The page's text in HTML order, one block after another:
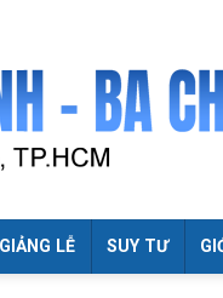
LỄ SUY TƯ